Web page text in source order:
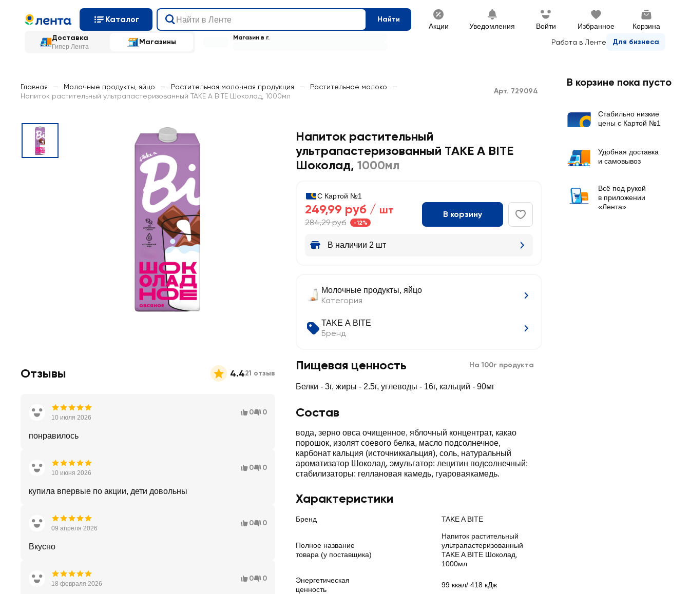
Каталог Найти
Акции Уведомления Войти Избранное Корзина
Доставка
Гипер Лента
Магазины Работа в Ленте Для бизнеса
Магазин в г.
Главная — Молочные продукты, яйцо — Растительная молочная продукция — Растительное молоко
—
Напиток растительный ультрапастеризованный TAKE A BITE Шоколад, 1000мл
Арт. 729094
Напиток растительный
ультрапастеризованный TAKE A BITE
Шоколад, 1000мл
С Картой №1
249,99 руб / шт
284,29 руб -12%
В корзину
В наличии 2 шт
Молочные продукты, яйцо
Категория
TAKE A BITE
Бренд
Пищевая ценность На 100г продукта
Белки - 3г, жиры - 2.5г, углеводы - 16г, кальций - 90мг
Состав
вода, зерно овса очищенное, яблочный концентрат, какао
порошок, изолят соевого белка, масло подсолнечное,
карбонат кальция (источниккальция), соль, натуральный
ароматизатор Шоколад, эмульгатор: лецитин подсолнечный;
стабилизаторы: геллановая камедь, гуароваякамедь.
Характеристики
Бренд TAKE A BITE
Полное название
товара (у поставщика)
Напиток растительный
ультрапастеризованный
TAKE A BITE Шоколад,
1000мл
Энергетическая
ценность
99 ккал/ 418 кДж
Отзывы 4.421 отзыв
10 июля 2026
0 0
понравилось
10 июня 2026
0 0
купила впервые по акции, дети довольны
09 апреля 2026
0 0
Вкусно
18 февраля 2026
0 0
В корзине пока пусто
Стабильно низкие
цены с Картой №1
Удобная доставка
и самовывоз
Всё под рукой
в приложении
«Лента»